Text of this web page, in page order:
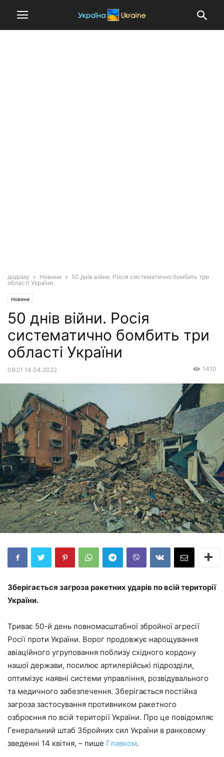
додому Новини
50 днів війни. Росія систематично бомбить три
області України
Новини
50 днів війни. Росія
систематично бомбить три
області України
09:21 14.04.2022 1410
Зберігається загроза ракетних ударів по всій території
України.
Триває 50-й день повномасштабної збройної агресії
Росії проти України. Ворог продовжує нарощування
авіаційного угруповання поблизу східного кордону
нашої держави, посилює артилерійські підрозділи,
оптимізує наявні системи управління, розвідувального
та медичного забезпечення. Зберігається постійна
загроза застосування противником ракетного
озброєння по всій території України. Про це повідомляє
Генеральний штаб Збройних сил України в ранковому
зведенні 14 квітня, – пише Главком.